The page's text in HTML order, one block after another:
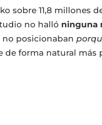
sobre 11,8 millones
no halló ninguna
no posicionaban
forma natural más